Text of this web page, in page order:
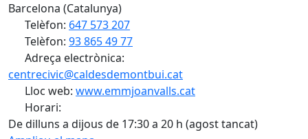
Barcelona (Catalunya)
Telèfon: 647 573 207
Telèfon: 93 865 49 77
Adreça electrònica:
centrecivic@caldesdemontbui.cat
Lloc web: www.emmjoanvalls.cat
Horari:
De dilluns a dijous de 17:30 a 20 h (agost tancat)